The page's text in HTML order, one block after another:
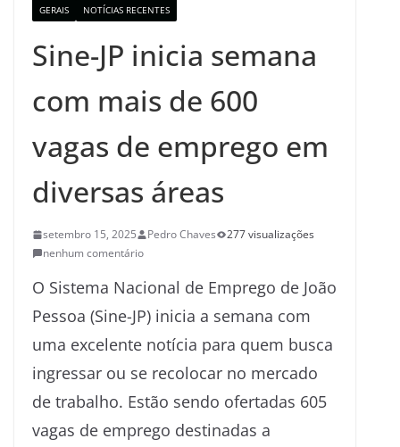
GERAIS NOTÍCIAS RECENTES
Sine-JP inicia semana
com mais de 600
vagas de emprego em
diversas áreas
setembro 15, 2025 Pedro Chaves
277 visualizações
nenhum comentário
O Sistema Nacional de Emprego de João
Pessoa (Sine-JP) inicia a semana com
uma excelente notícia para quem busca
ingressar ou se recolocar no mercado
de trabalho. Estão sendo ofertadas 605
vagas de emprego destinadas a